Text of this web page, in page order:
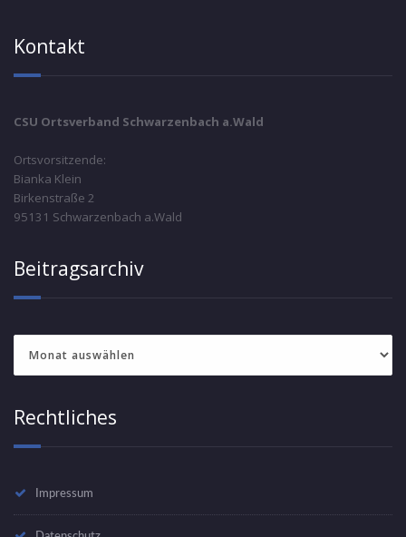
Kontakt
CSU Ortsverband Schwarzenbach a.Wald
Ortsvorsitzende:
Bianka Klein
Birkenstraße 2
95131 Schwarzenbach a.Wald
Beitragsarchiv
Rechtliches
Impressum